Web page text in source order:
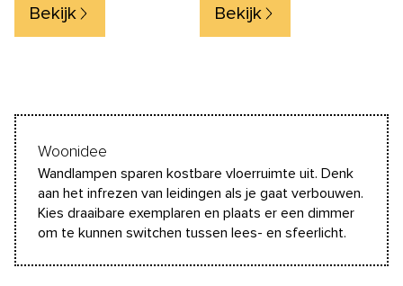
Bekijk
Bekijk
Woonidee
Wandlampen sparen kostbare vloerruimte uit. Denk
aan het infrezen van leidingen als je gaat verbouwen.
Kies draaibare exemplaren en plaats er een dimmer
om te kunnen switchen tussen lees- en sfeerlicht.